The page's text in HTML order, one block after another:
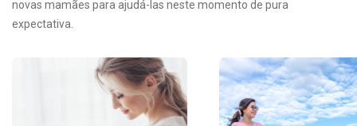
novas mamães para ajudá-las neste momento de pura
expectativa.